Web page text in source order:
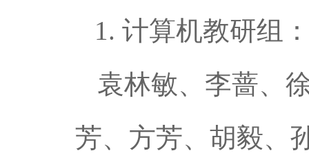
1.计算机教研组
袁林敏、李蔷、
芳、方芳、胡毅、